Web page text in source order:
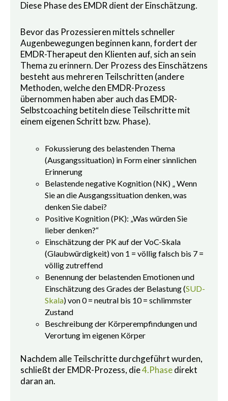
Diese Phase des EMDR dient der Einschätzung.
Bevor das Prozessieren mittels schneller
Augenbewegungen beginnen kann, fordert der
EMDR-Therapeut den Klienten auf, sich an sein
Thema zu erinnern. Der Prozess des Einschätzens
besteht aus mehreren Teilschritten (andere
Methoden, welche den EMDR-Prozess
übernommen haben aber auch das EMDR-
Selbstcoaching betiteln diese Teilschritte mit
einem eigenen Schritt bzw. Phase).
Fokussierung des belastenden Thema
(Ausgangssituation) in Form einer sinnlichen
Erinnerung
Belastende negative Kognition (NK) „ Wenn
Sie an die Ausgangssituation denken, was
denken Sie dabei?
Positive Kognition (PK): „Was würden Sie
lieber denken?“
Einschätzung der PK auf der VoC-Skala
(Glaubwürdigkeit) von 1 = völlig falsch bis 7 =
völlig zutreffend
Benennung der belastenden Emotionen und
Einschätzung des Grades der Belastung (SUD-
Skala) von 0 = neutral bis 10 = schlimmster
Zustand
Beschreibung der Körperempfindungen und
Verortung im eigenen Körper
Nachdem alle Teilschritte durchgeführt wurden,
schließt der EMDR-Prozess, die4.Phasedirekt
daran an.